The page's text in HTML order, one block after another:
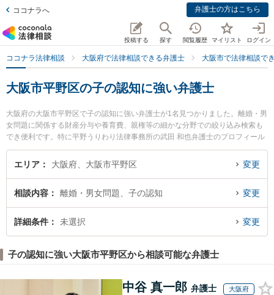
ココナラへ 弁護士の方はこちら
投稿する 探す 閲覧履歴 マイリスト ログイン
ココナラ法律相談 大阪府で法律相談できる弁護士 大阪市で法律相談で
大阪市平野区の子の認知に強い弁護士
大阪府の大阪市平野区で子の認知に強い弁護士が1名見つかりました。離婚・男
女問題に関係する財産分与や養育費、親権等の細かな分野での絞り込み検索も
でき便利です。特に平野うりわり法律事務所の武田 和也弁護士のプロフィール
情報や弁護士費用、強みなどが注目されています。『大阪市平野区で土日や夜
間に発生した子の認知のトラブルを今すぐに弁護士に相談したい』『子の認知
困りの相談者さんにおすすめです。
エリア 大阪府、大阪市平野区 変更
相談内容 離婚・男女問題、子の認知 変更
詳細条件 未選択 変更
子の認知に強い大阪市平野区から相談可能な弁護士
中谷 真一郎 弁護士 大阪府